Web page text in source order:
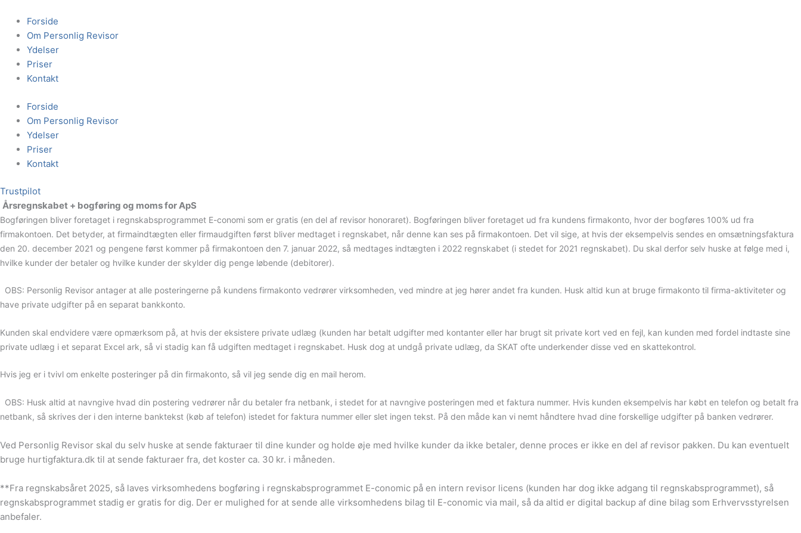
indholdet
Forside
Om Personlig Revisor
Ydelser
Priser
Kontakt
Forside
Om Personlig Revisor
Ydelser
Priser
Kontakt
Trustpilot
Årsregnskabet + bogføring og moms for ApS
Bogføringen bliver foretaget i regnskabsprogrammet E-conomi som er gratis (en del af revisor honoraret). Bogføringen bliver foretaget ud fra kundens firmakonto, hvor der bogføres 100% ud fra
firmakontoen. Det betyder, at firmaindtægten eller firmaudgiften først bliver medtaget i regnskabet, når denne kan ses på firmakontoen. Det vil sige, at hvis der eksempelvis sendes en omsætningsfaktura
den 20. december 2021 og pengene først kommer på firmakontoen den 7. januar 2022, så medtages indtægten i 2022 regnskabet (i stedet for 2021 regnskabet). Du skal derfor selv huske at følge med i,
hvilke kunder der betaler og hvilke kunder der skylder dig penge løbende (debitorer).
OBS: Personlig Revisor antager at alle posteringerne på kundens firmakonto vedrører virksomheden, ved mindre at jeg hører andet fra kunden. Husk altid kun at bruge firmakonto til firma-aktiviteter og
have private udgifter på en separat bankkonto.
Kunden skal endvidere være opmærksom på, at hvis der eksistere private udlæg (kunden har betalt udgifter med kontanter eller har brugt sit private kort ved en fejl, kan kunden med fordel indtaste sine
private udlæg i et separat Excel ark, så vi stadig kan få udgiften medtaget i regnskabet. Husk dog at undgå private udlæg, da SKAT ofte underkender disse ved en skattekontrol.
Hvis jeg er i tvivl om enkelte posteringer på din firmakonto, så vil jeg sende dig en mail herom.
OBS: Husk altid at navngive hvad din postering vedrører når du betaler fra netbank, i stedet for at navngive posteringen med et faktura nummer. Hvis kunden eksempelvis har købt en telefon og betalt fra
netbank, så skrives der i den interne banktekst (køb af telefon) istedet for faktura nummer eller slet ingen tekst. På den måde kan vi nemt håndtere hvad dine forskellige udgifter på banken vedrører.
Ved Personlig Revisor skal du selv huske at sende fakturaer til dine kunder og holde øje med hvilke kunder da ikke betaler, denne proces er ikke en del af revisor pakken. Du kan eventuelt
bruge hurtigfaktura.dk til at sende fakturaer fra, det koster ca. 30 kr. i måneden.
**Fra regnskabsåret 2025, så laves virksomhedens bogføring i regnskabsprogrammet E-conomic på en intern revisor licens (kunden har dog ikke adgang til regnskabsprogrammet), så
regnskabsprogrammet stadig er gratis for dig. Der er mulighed for at sende alle virksomhedens bilag til E-conomic via mail, så da altid er digital backup af dine bilag som Erhvervsstyrelsen
anbefaler.